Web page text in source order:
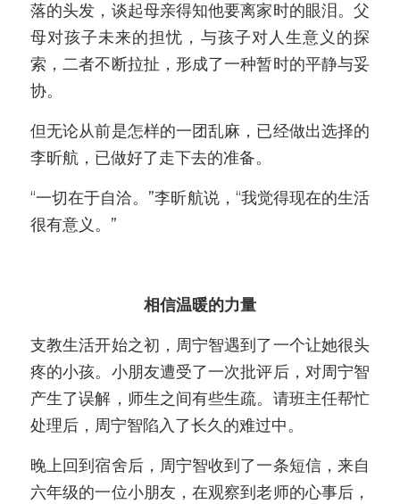
落的头发，谈起母亲得知他要离家时的眼泪。父
母对孩子未来的担忧，与孩子对人生意义的探
索，二者不断拉扯，形成了一种暂时的平静与妥
协。
但无论从前是怎样的一团乱麻，已经做出选择的
李昕航，已做好了走下去的准备。
“一切在于自洽。”李昕航说，“我觉得现在的生活
很有意义。”
相信温暖的力量
支教生活开始之初，周宁智遇到了一个让她很头
疼的小孩。小朋友遭受了一次批评后，对周宁智
产生了误解，师生之间有些生疏。请班主任帮忙
处理后，周宁智陷入了长久的难过中。
晚上回到宿舍后，周宁智收到了一条短信，来自
六年级的一位小朋友，在观察到老师的心事后，